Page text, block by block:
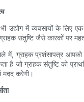
उद्योग में व्यवसायों के लिए
संतुष्टि जैसे कारकों पर
में, ग्राहक प्रशंसापत्र आपको
है जो ग्राहक संतुष्टि को
करेगी।